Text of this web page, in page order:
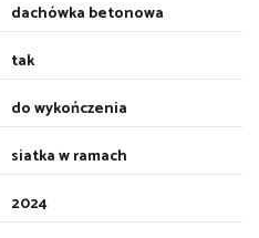
dachówka betonowa
tak
do wykończenia
siatka w ramach
2024